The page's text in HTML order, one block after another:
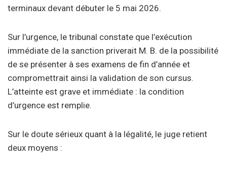
terminaux devant débuter le 5 mai 2026.
Sur l’urgence, le tribunal constate que l’exécution
immédiate de la sanction priverait M. B. de la possibilité
de se présenter à ses examens de fin d’année et
compromettrait ainsi la validation de son cursus.
L’atteinte est grave et immédiate : la condition
d’urgence est remplie.
Sur le doute sérieux quant à la légalité, le juge retient
deux moyens :